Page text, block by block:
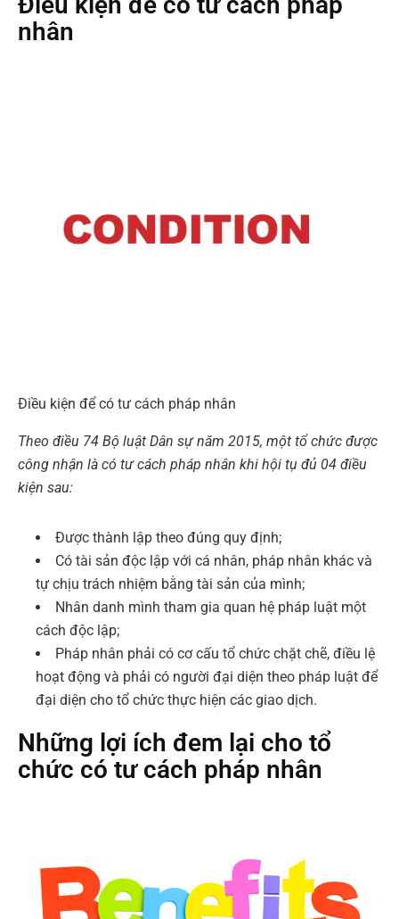
nhân
Điều kiện để có tư cách pháp nhân
Theo điều 74 Bộ luật Dân sự năm 2015, một tổ chức được
công nhận là có tư cách pháp nhân khi hội tụ đủ 04 điều
kiện sau:
Được thành lập theo đúng quy định;
Có tài sản độc lập với cá nhân, pháp nhân khác và
tự chịu trách nhiệm bằng tài sản của mình;
Nhân danh mình tham gia quan hệ pháp luật một
cách độc lập;
Pháp nhân phải có cơ cấu tổ chức chặt chẽ, điều lệ
hoạt động và phải có người đại diện theo pháp luật để
đại diện cho tổ chức thực hiện các giao dịch.
Những lợi ích đem lại cho tổ
chức có tư cách pháp nhân